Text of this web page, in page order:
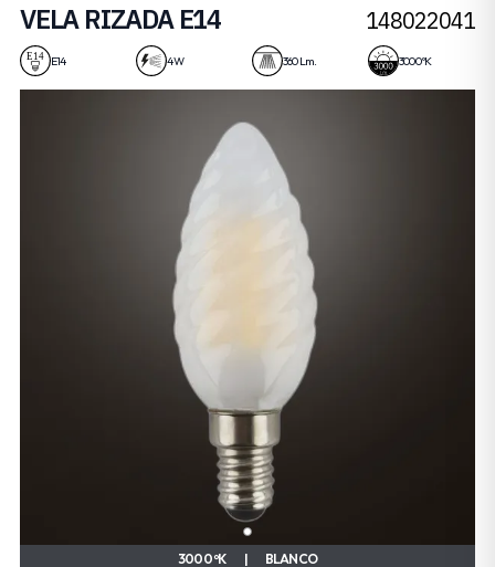
VELA RIZADA E14
4W
148022041
E14 4 W 360 Lm. 3000 ºK
3000 ºK | BLANCO